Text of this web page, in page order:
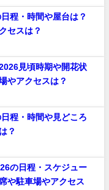
程・時間や屋台は？
セスは？
見頃時期や開花状
やアクセスは？
程・時間や見どころ
？
の日程・スケジュー
や駐車場やアクセス